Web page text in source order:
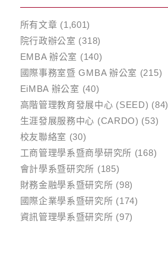
所有文章 (1,601)
院行政辦公室 (318)
EMBA 辦公室 (140)
國際事務室暨 GMBA 辦公室 (215)
EiMBA 辦公室 (40)
高階管理教育發展中心 (SEED) (84)
生涯發展服務中心 (CARDO) (53)
校友聯絡室 (30)
工商管理學系暨商學研究所 (168)
會計學系暨研究所 (185)
財務金融學系暨研究所 (98)
國際企業學系暨研究所 (174)
資訊管理學系暨研究所 (97)